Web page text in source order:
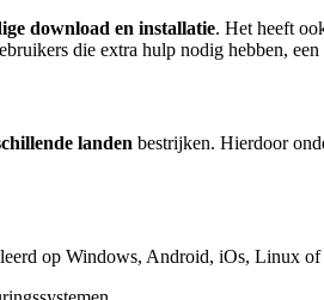
download en installatie. Het heeft
die extra hulp nodig hebben, een
landen bestrijken. Hierdoor
op Windows, Android, iOs, Linux of